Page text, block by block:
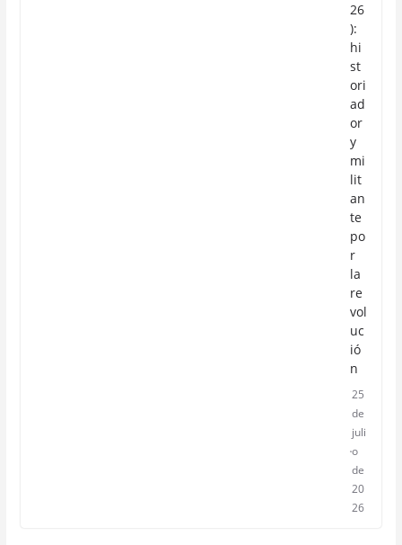
26
):
hi
st
ori
ad
or
y
mi
lit
an
te
po
r
la
re
vol
uc
ió
n
25
de
juli
o
de
20
26